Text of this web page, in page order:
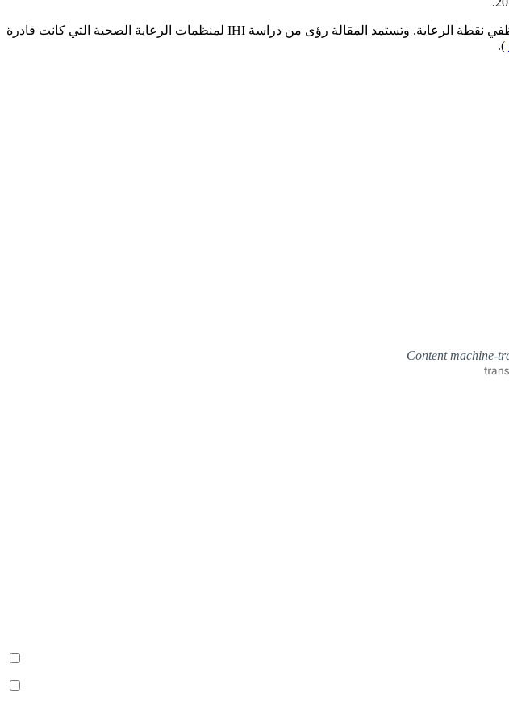
تسلط هذه المقالة الضوء على أربع خطوات لاستدامة التحسين من خلال تقديم عمليات عمل قياسية جديدة لموظفي نقطة الرعاية. وتستمد المقالة رؤى من دراسة IHI لمنظمات الرعاية الصحية التي كانت قادرة
).